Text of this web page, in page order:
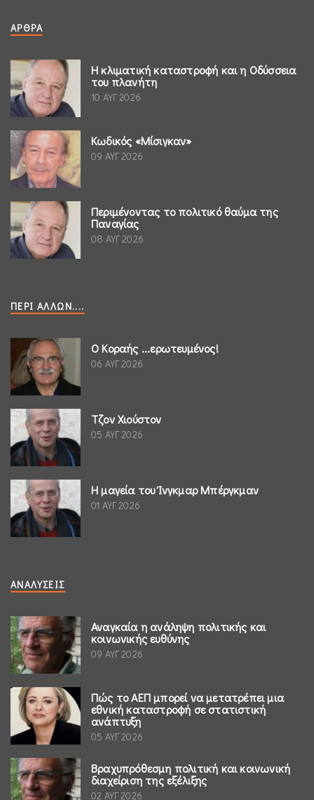
ΆΡΘΡΑ
Η κλιματική καταστροφή και η Οδύσσεια
του πλανήτη
10 ΑΥΓ 2026
Κωδικός «Μίσιγκαν»
09 ΑΥΓ 2026
Περιμένοντας το πολιτικό θαύμα της
Παναγίας
08 ΑΥΓ 2026
ΠΕΡΊ ΆΛΛΩΝ....
Ο Κοραής ...ερωτευμένος!
06 ΑΥΓ 2026
Τζον Χιούστον
05 ΑΥΓ 2026
Η μαγεία του Ίνγκμαρ Μπέργκμαν
01 ΑΥΓ 2026
ΑΝΑΛΎΣΕΙΣ
Αναγκαία η ανάληψη πολιτικής και
κοινωνικής ευθύνης
09 ΑΥΓ 2026
Πώς το ΑΕΠ μπορεί να μετατρέπει μια
εθνική καταστροφή σε στατιστική
ανάπτυξη
05 ΑΥΓ 2026
Βραχυπρόθεσμη πολιτική και κοινωνική
διαχείριση της εξέλιξης
02 ΑΥΓ 2026